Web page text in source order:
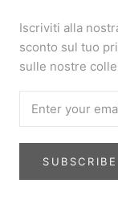
Iscriviti alla
sconto sul tuo
sulle nostre
SUBSCRIBE